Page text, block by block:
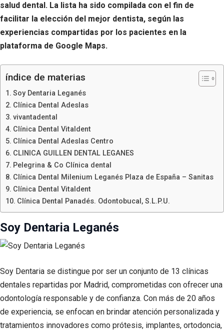
salud dental. La lista ha sido compilada con el fin de
facilitar la elección del mejor dentista, según las
experiencias compartidas por los pacientes en la
plataforma de Google Maps.
índice de materias
Soy Dentaria Leganés
Clínica Dental Adeslas
vivantadental
Clínica Dental Vitaldent
Clínica Dental Adeslas Centro
CLINICA GUILLEN DENTAL LEGANES
Pelegrina & Co CIínica dental
Clínica Dental Milenium Leganés Plaza de España – Sanitas
Clínica Dental Vitaldent
Clínica Dental Panadés. Odontobucal, S.L.P.U.
Soy Dentaria Leganés
Soy Dentaria se distingue por ser un conjunto de 13 clínicas
dentales repartidas por Madrid, comprometidas con ofrecer una
odontología responsable y de confianza. Con más de 20 años
de experiencia, se enfocan en brindar atención personalizada y
tratamientos innovadores como prótesis, implantes, ortodoncia,